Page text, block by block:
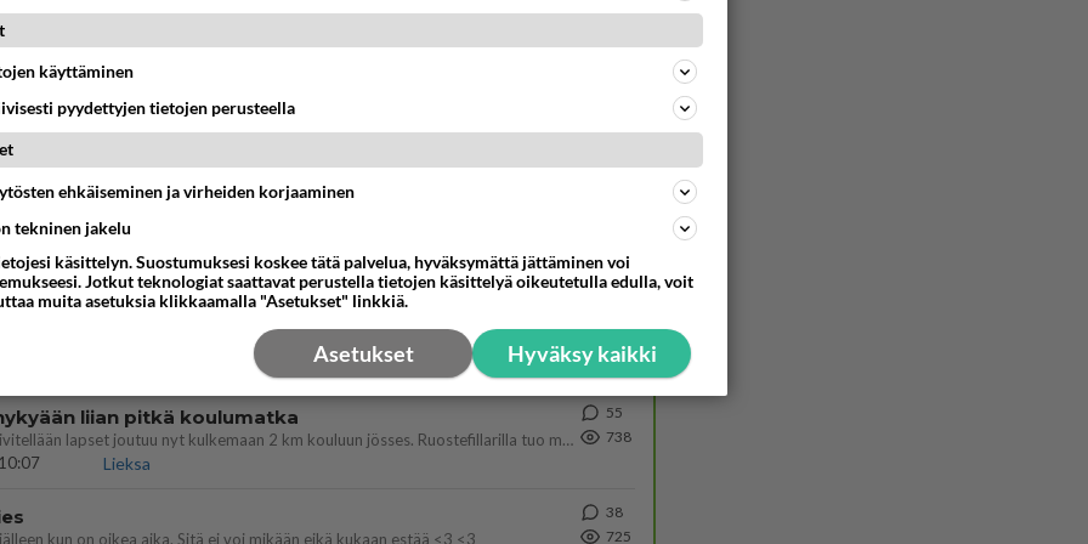
Takaisin ylös
KESKUSTELUT
pöytään parisuhteessa?
Sinkut
liian pitkä koulumatka
Hesarissa päivitellään lapset joutuu nyt kulkemaan 2 km kouluun jösses. Ruostefillarilla tuo matka menee vaikka miten äk
Lieksa
55
738
kun on oikea aika. Sitä ei voi mikään eikä kukaan estää <3 <3
38
725
käyttäminen
pyydettyjen tietojen perusteella
ehkäiseminen ja virheiden korjaaminen
tekninen jakelu
käsittelyn. Suostumuksesi koskee tätä palvelua, hyväksymättä jättäminen voi
Jotkut teknologiat saattavat perustella tietojen käsittelyä oikeutetulla edulla, voit
muita asetuksia klikkaamalla "Asetukset" linkkiä.
Hyväksy kaikki
Asetukset